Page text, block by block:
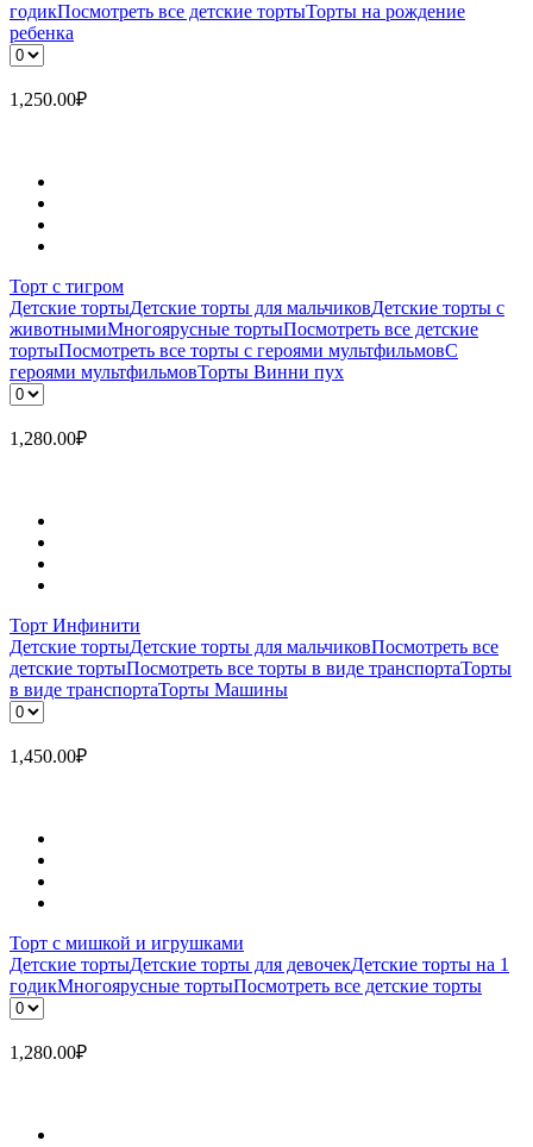
годикПосмотреть все детские тортыТорты на рождение
ребенка
1,250.00₽
Торт с тигром
Детские тортыДетские торты для мальчиковДетские торты с
животнымиМногоярусные тортыПосмотреть все детские
тортыПосмотреть все торты с героями мультфильмовС
героями мультфильмовТорты Винни пух
1,280.00₽
Торт Инфинити
Детские тортыДетские торты для мальчиковПосмотреть все
детские тортыПосмотреть все торты в виде транспортаТорты
в виде транспортаТорты Машины
1,450.00₽
Торт с мишкой и игрушками
Детские тортыДетские торты для девочекДетские торты на 1
годикМногоярусные тортыПосмотреть все детские торты
1,280.00₽